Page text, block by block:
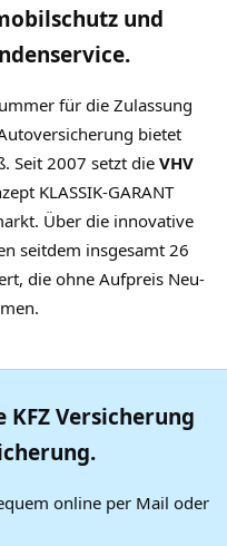
und
für die Zulassung
bietet
Seit 2007 setzt die VHV
KLASSIK-GARANT
Über die innovative
seitdem insgesamt 26
die ohne Aufpreis Neu-
Versicherung
online per Mail oder